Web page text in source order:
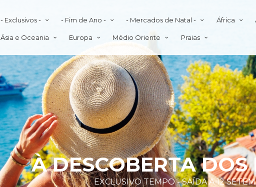
- Exclusivos - - Fim de Ano - - Mercados de Natal - África
Ásia e Oceania Europa Médio Oriente Praias
À DESCOBERTA DOS
EXCLUSIVO TEMPO - SAÍDA A 12